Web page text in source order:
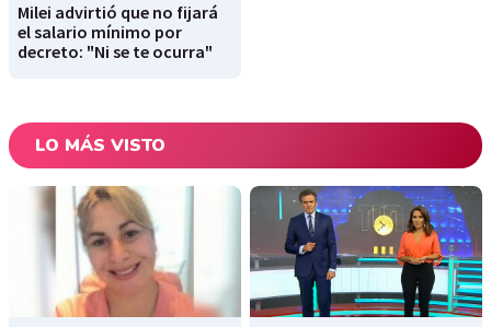
Milei advirtió que no fijará
el salario mínimo por
decreto: "Ni se te ocurra"
LO MÁS VISTO